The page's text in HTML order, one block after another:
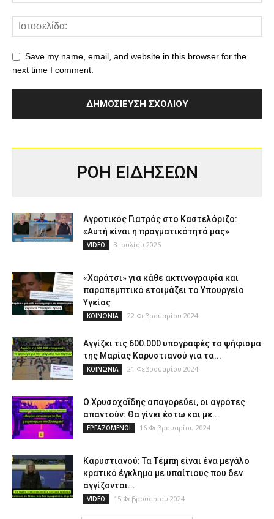
Save my name, email, and website in this browser for the
next time I comment.
ΡΟΗ ΕΙΔΗΣΕΩΝ
Αγροτικός Γιατρός στο Καστελόριζο:
«Αυτή είναι η πραγματικότητά μας»
VIDEO 3 Ιουλίου 2026
«Χαράτσι» για κάθε ακτινογραφία και
παραπεμπτικό ετοιμάζει το Υπουργείο
Υγείας
ΚΟΙΝΩΝΙΑ 22 Φεβρουαρίου 2024
Αγγίζει τις 600.000 υπογραφές το ψήφισμα
της Μαρίας Καρυστιανού για τα...
ΚΟΙΝΩΝΙΑ 21 Φεβρουαρίου 2024
Ο Χρυσοχοΐδης απαγορεύει, οι αγρότες
απαντούν: Θα γίνει έστω και με...
ΕΡΓΑΖΟΜΕΝΟΙ 16 Φεβρουαρίου 2024
Καρυστιανού: Τα Τέμπη είναι ένα μεγάλο
κρατικό έγκλημα με υπαίτιους που δεν
αγγίζονται...
VIDEO 15 Φεβρουαρίου 2024